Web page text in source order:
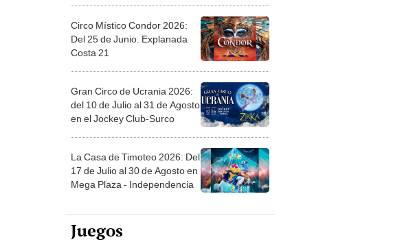
Circo Místico Condor 2026:
Del 25 de Junio. Explanada
Costa 21
Gran Circo de Ucrania 2026:
del 10 de Julio al 31 de Agosto
en el Jockey Club-Surco
La Casa de Timoteo 2026: Del
17 de Julio al 30 de Agosto en
Mega Plaza - Independencia
Juegos